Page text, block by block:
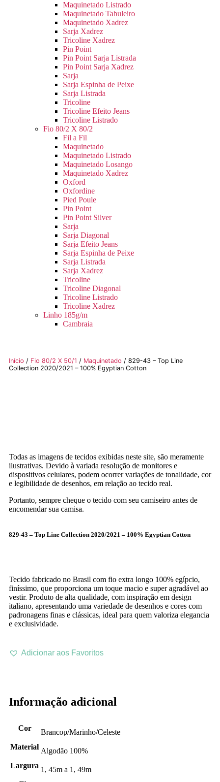
Maquinetado Listrado
Maquinetado Tabuleiro
Maquinetado Xadrez
Sarja Xadrez
Tricoline Xadrez
Pin Point
Pin Point Sarja Listrada
Pin Point Sarja Xadrez
Sarja
Sarja Espinha de Peixe
Sarja Listrada
Tricoline
Tricoline Efeito Jeans
Tricoline Listrado
Fio 80/2 X 80/2
Fil a Fil
Maquinetado
Maquinetado Listrado
Maquinetado Losango
Maquinetado Xadrez
Oxford
Oxfordine
Pied Poule
Pin Point
Pin Point Silver
Sarja
Sarja Diagonal
Sarja Efeito Jeans
Sarja Espinha de Peixe
Sarja Listrada
Sarja Xadrez
Tricoline
Tricoline Diagonal
Tricoline Listrado
Tricoline Xadrez
Linho 185g/m
Cambraia
Início / Fio 80/2 X 50/1 / Maquinetado / 829-43 – Top Line
Collection 2020/2021 – 100% Egyptian Cotton
Todas as imagens de tecidos exibidas neste site, são meramente
ilustrativas. Devido à variada resolução de monitores e
dispositivos celulares, podem ocorrer variações de tonalidade, cor
e legibilidade de desenhos, em relação ao tecido real.
Portanto, sempre cheque o tecido com seu camiseiro antes de
encomendar sua camisa.
829-43 – Top Line Collection 2020/2021 – 100% Egyptian Cotton
Tecido fabricado no Brasil com fio extra longo 100% egípcio,
finíssimo, que proporciona um toque macio e super agradável ao
vestir. Produto de alta qualidade, com inspiração em design
italiano, apresentando uma variedade de desenhos e cores com
padronagens finas e clássicas, ideal para quem valoriza elegancia
e exclusividade.
Adicionar aos Favoritos
Informação adicional
Cor
Brancop/Marinho/Celeste
Material Algodão 100%
Largura 1, 45m a 1, 49m